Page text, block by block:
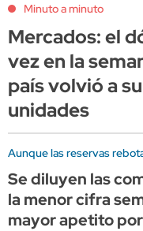
Minuto a minuto
Mercados: el
vez en la
país volvió a
unidades
Aunque las reservas
Se diluyen las
la menor cifra
mayor apetito